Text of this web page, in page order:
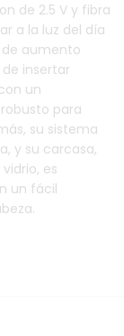
de 2.5 V y fibra
a la luz del día
aumento
insertar
un
para
su sistema
y su carcasa,
es
un fácil